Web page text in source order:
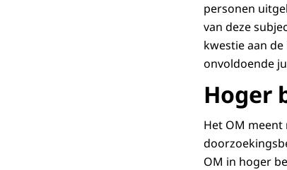
personen
van deze
kwestie aan
onvoldoende
Hoger
Het OM
OM in hoger